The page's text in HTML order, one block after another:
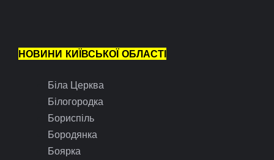
НОВИНИ КИЇВСЬКОЇ ОБЛАСТІ
Біла Церква
Білогородка
Бориспіль
Бородянка
Боярка